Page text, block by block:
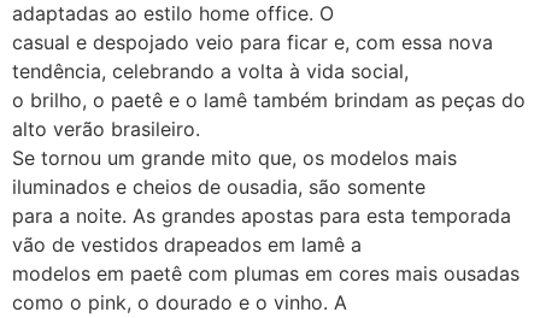
adaptadas ao estilo home office. O
casual e despojado veio para ficar e, com essa nova
tendência, celebrando a volta à vida social,
o brilho, o paetê e o lamê também brindam as peças do
alto verão brasileiro.
Se tornou um grande mito que, os modelos mais
iluminados e cheios de ousadia, são somente
para a noite. As grandes apostas para esta temporada
vão de vestidos drapeados em lamê a
modelos em paetê com plumas em cores mais ousadas
como o pink, o dourado e o vinho. A